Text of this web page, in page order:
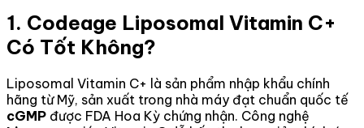
1. Codeage Liposomal Vitamin C+
Có Tốt Không?
Liposomal Vitamin C+ là sản phẩm nhập khẩu chính
hãng từ Mỹ, sản xuất trong nhà máy đạt chuẩn quốc tế
cGMP được FDA Hoa Kỳ chứng nhận. Công nghệ